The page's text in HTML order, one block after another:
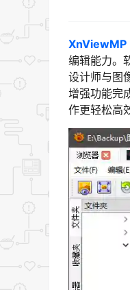
XnViewMP
编辑能力。
设计师与图
增强功能完
作更轻松高